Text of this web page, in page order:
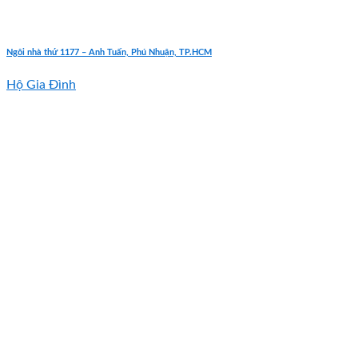
Ngôi nhà thứ 1177 – Anh Tuấn, Phú Nhuận, TP.HCM
Hộ Gia Đình